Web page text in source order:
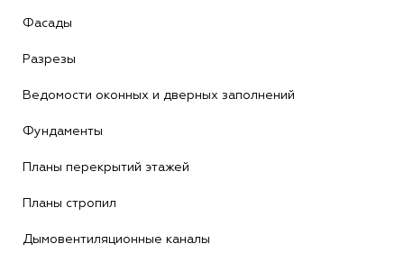
Фасады
Разрезы
Ведомости оконных и дверных заполнений
Фундаменты
Планы перекрытий этажей
Планы стропил
Дымовентиляционные каналы